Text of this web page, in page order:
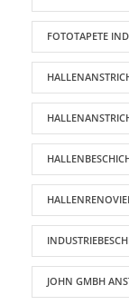
FOTOTAPETE
JOHN GMBH